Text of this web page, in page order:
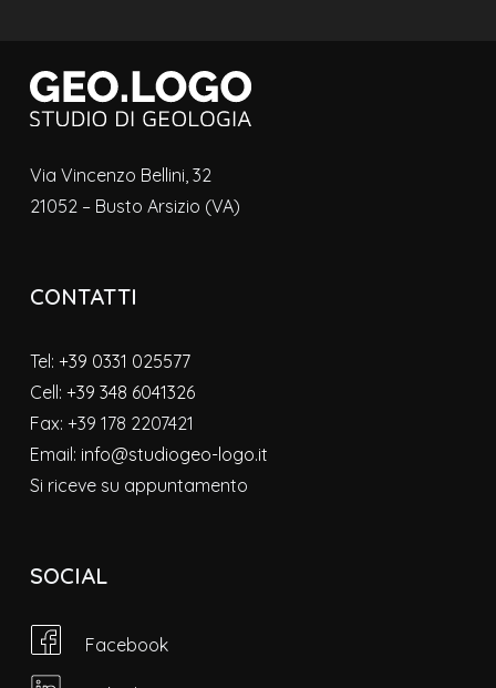
Via Vincenzo Bellini, 32
21052 – Busto Arsizio (VA)
CONTATTI
Tel: +39 0331 025577
Cell: +39 348 6041326
Fax: +39 178 2207421
Email: info@studiogeo-logo.it
Si riceve su appuntamento
SOCIAL
Facebook